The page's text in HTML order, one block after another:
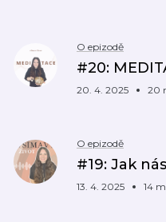
O epizodě
#20:
20. 4. 2025 20
O epizodě
#19: Jak
13. 4. 2025 14